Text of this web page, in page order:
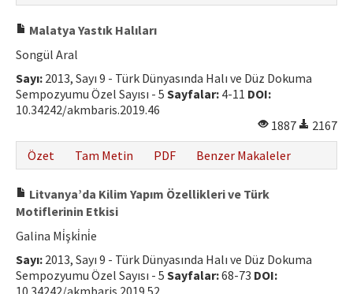
Malatya Yastık Halıları
Songül Aral
Sayı: 2013, Sayı 9 - Türk Dünyasında Halı ve Düz Dokuma
Sempozyumu Özel Sayısı - 5 Sayfalar: 4-11 DOI:
10.34242/akmbaris.2019.46
1887
2167
Özet
Tam Metin PDF Benzer Makaleler
Litvanya’da Kilim Yapım Özellikleri ve Türk
Motiflerinin Etkisi
Galina Mi̇şki̇ni̇e
Sayı: 2013, Sayı 9 - Türk Dünyasında Halı ve Düz Dokuma
Sempozyumu Özel Sayısı - 5 Sayfalar:68-73 DOI:
10.34242/akmbaris.2019.52